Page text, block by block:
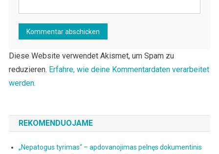
Diese Website verwendet Akismet, um Spam zu
reduzieren. Erfahre, wie deine Kommentardaten verarbeitet
werden.
REKOMENDUOJAME
„Nepatogus tyrimas“ – apdovanojimas pelnęs dokumentinis